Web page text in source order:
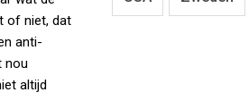
of niet, dat
anti-
nou
altijd